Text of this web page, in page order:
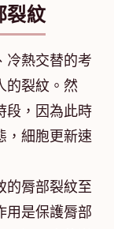
裂紋
冷熱交替的考
的裂紋。然
段，因為此時
，細胞更新速
的脣部裂紋至
用是保護脣部